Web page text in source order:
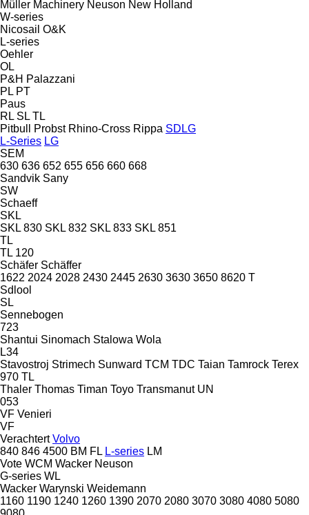
Müller Machinery Neuson New Holland
W-series
Nicosail O&K
L-series
Oehler
OL
P&H Palazzani
PL PT
Paus
RL SL TL
Pitbull
Probst Rhino-Cross Rippa SDLG
L-Series LG
SEM
630 636 652 655 656 660 668
Sandvik Sany
SW
Schaeff
SKL
SKL 830 SKL 832 SKL 833 SKL 851
TL
TL 120
Schäfer Schäffer
1622 2024 2028 2430 2445 2630 3630 3650 8620 T
Sdlool
SL
Sennebogen
723
Shantui Sinomach Stalowa Wola
L34
Stavostroj Strimech Sunward TCM TDC Taian Tamrock Terex
970 TL
Thaler Thomas Timan Toyo Transmanut UN
053
VF Venieri
VF
Verachtert Volvo
840 846 4500 BM FL L-series LM
Vote WCM Wacker Neuson
G-series WL
Wacker Warynski Weidemann
1160 1190 1240 1260 1390 2070 2080 3070 3080 4080 5080